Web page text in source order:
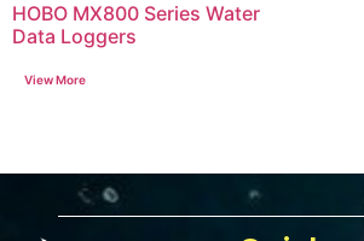
HOBO MX800 Series Water
Data Loggers